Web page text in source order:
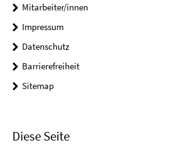
Mitarbeiter/innen
Impressum
Datenschutz
Barrierefreiheit
Sitemap
Diese Seite